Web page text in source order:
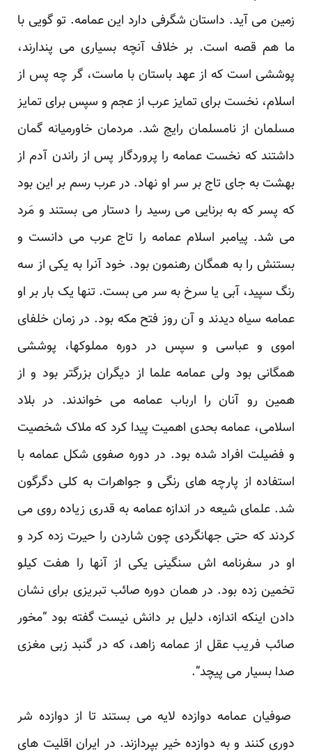
زمین می آید. داستان شگرفی دارد این عمامه. تو گویی با
ما هم قصه است. بر خلاف آنچه بسیاری می پندارند،
پوششی است که از عهد باستان با ماست، گر چه پس از
اسلام، نخست برای تمایز عرب از عجم و سپس برای تمایز
مسلمان از نامسلمان رایج شد. مردمان خاورمیانه گمان
داشتند که نخست عمامه را پروردگار پس از راندن آدم از
بهشت به جای تاج بر سر او نهاد. در عرب رسم بر این بود
که پسر که به برنایی می رسید را دستار می بستند و مَرد
می شد. پیامبر اسلام عمامه را تاج عرب می دانست و
بستنش را به همگان رهنمون بود. خود آنرا به یکی از سه
رنگ سپید، آبی یا سرخ به سر می بست. تنها یک بار بر او
عمامه سیاه دیدند و آن روز فتح مکه بود. در زمان خلفای
اموی و عباسی و سپس در دوره مملوکها، پوششی
همگانی بود ولی عمامه علما از دیگران بزرگتر بود و از
همین رو آنان را ارباب عمامه می خواندند. در بلاد
اسلامی، عمامه بحدی اهمیت پیدا کرد که ملاک شخصیت
و فضیلت افراد شده بود. در دوره صفوی شکل عمامه با
استفاده از پارچه های رنگی و جواهرات به کلی دگرگون
شد. علمای شیعه در اندازه عمامه به قدری زیاده روی می
کردند که حتی جهانگردی چون شاردن را حیرت زده کرد و
او در سفرنامه اش سنگینی یکی از آنها را هفت کیلو
تخمین زده بود. در همان دوره صائب تبریزی برای نشان
دادن اینکه اندازه، دلیل بر دانش نیست گفته بود “مخور
صائب فریب عقل از عمامه زاهد، که در گنبد زبی مغزی
صدا بسیار می پیچد”.
صوفیان عمامه دوازده لایه می بستند تا از دوازده شر
دوری کنند و به دوازده خیر بپردازند. در ایران اقلیت های